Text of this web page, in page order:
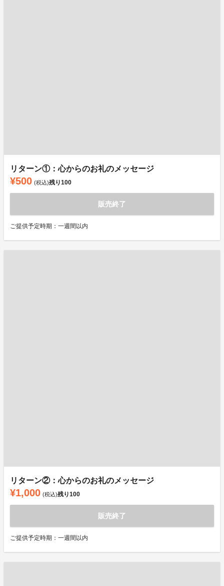
リターン①：心からのお礼のメッセージ
¥500 (税込)残り100
販売終了
ご提供予定時期：一週間以内
リターン②：心からのお礼のメッセージ
¥1,000 (税込)残り100
販売終了
ご提供予定時期：一週間以内